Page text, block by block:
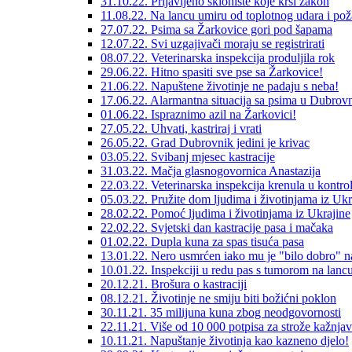
11.08.22. Na lancu umiru od toplotnog udara i
27.07.22. Psima sa Žarkovice gori pod šapama
12.07.22. Svi uzgajivači moraju se registrirati
08.07.22. Veterinarska inspekcija produljila rok
29.06.22. Hitno spasiti sve pse sa Žarkovice!
21.06.22. Napuštene životinje ne padaju s neba!
17.06.22. Alarmantna situacija sa psima u
01.06.22. Ispraznimo azil na Žarkovici!
27.05.22. Uhvati, kastriraj i vrati
26.05.22. Grad Dubrovnik jedini je krivac
03.05.22. Svibanj mjesec kastracije
31.03.22. Mačja glasnogovornica Anastazija
22.03.22. Veterinarska inspekcija krenula u
05.03.22. Pružite dom ljudima i životinjama iz
28.02.22. Pomoć ljudima i životinjama iz Ukrajine
22.02.22. Svjetski dan kastracije pasa i mačaka
01.02.22. Dupla kuna za spas tisuća pasa
13.01.22. Nero usmrćen iako mu je "bilo dobro"
10.01.22. Inspekciji u redu pas s tumorom na lancu
20.12.21. Brošura o kastraciji
08.12.21. Životinje ne smiju biti božićni poklon
30.11.21. 35 milijuna kuna zbog neodgovornosti
22.11.21. Više od 10 000 potpisa za strože
10.11.21. Napuštanje životinja kao kazneno djelo!